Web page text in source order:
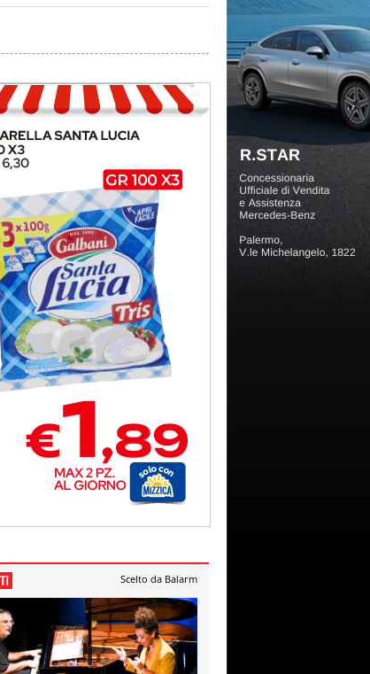
Scelto da Balarm